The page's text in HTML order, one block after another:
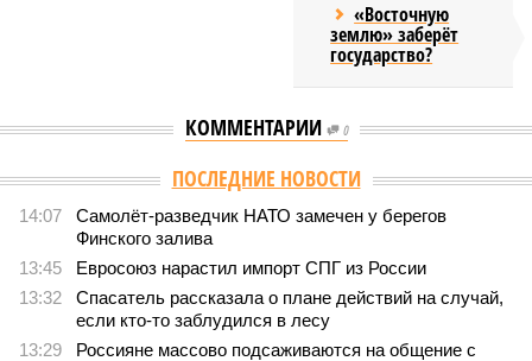
«Восточную
землю» заберёт
государство?
КОММЕНТАРИИ 0
ПОСЛЕДНИЕ НОВОСТИ
14:07
Самолёт-разведчик НАТО замечен у берегов
Финского залива
13:45
Евросоюз нарастил импорт СПГ из России
13:32
Спасатель рассказала о плане действий на случай,
если кто-то заблудился в лесу
13:29
Россияне массово подсаживаются на общение с